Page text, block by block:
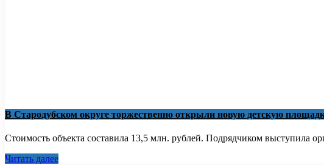
В Стародубском округе торжественно открыли новую детскую
Стоимость объекта составила 13,5 млн. рублей. Подрядчиком
Читать далее